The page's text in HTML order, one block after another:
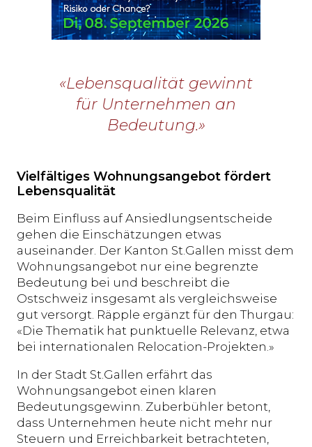
«Lebensqualität gewinnt
für Unternehmen an
Bedeutung.»
Vielfältiges Wohnungsangebot fördert
Lebensqualität
Beim Einfluss auf Ansiedlungsentscheide
gehen die Einschätzungen etwas
auseinander. Der Kanton St.Gallen misst dem
Wohnungsangebot nur eine begrenzte
Bedeutung bei und beschreibt die
Ostschweiz insgesamt als vergleichsweise
gut versorgt. Räpple ergänzt für den Thurgau:
«Die Thematik hat punktuelle Relevanz, etwa
bei internationalen Relocation-Projekten.»
In der Stadt St.Gallen erfährt das
Wohnungsangebot einen klaren
Bedeutungsgewinn. Zuberbühler betont,
dass Unternehmen heute nicht mehr nur
Steuern und Erreichbarkeit betrachteten,